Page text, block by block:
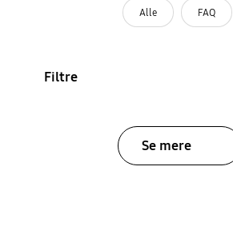
Alle FAQ
Filtre
Se mere